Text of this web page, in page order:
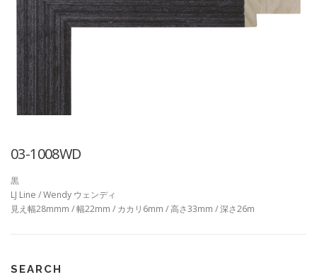
03-1008WD
黒
LJ Line / Wendy ウェンディ
見え幅28mmm / 幅22mm / カカリ6mm / 高さ33mm / 深さ26m
SEARCH